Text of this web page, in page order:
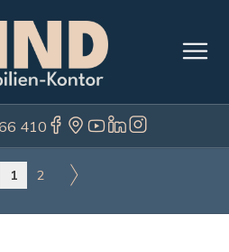
410
1 2